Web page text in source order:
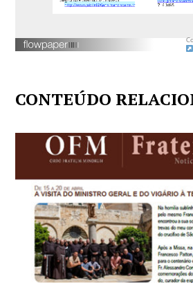
CONTEÚDO